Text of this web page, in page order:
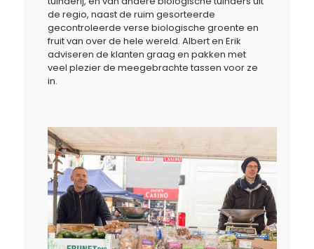
de regio, naast de ruim gesorteerde
gecontroleerde verse biologische groente en
fruit van over de hele wereld. Albert en Erik
adviseren de klanten graag en pakken met
veel plezier de meegebrachte tassen voor ze
in.